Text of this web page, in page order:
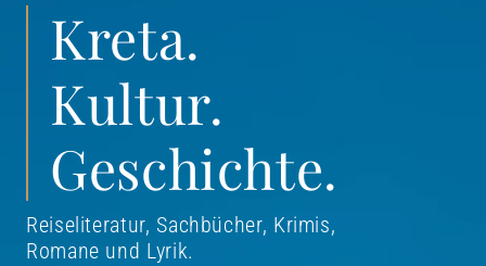
Kreta.
Kultur.
Geschichte.
Reiseliteratur, Sachbücher, Krimis,
Romane und Lyrik.